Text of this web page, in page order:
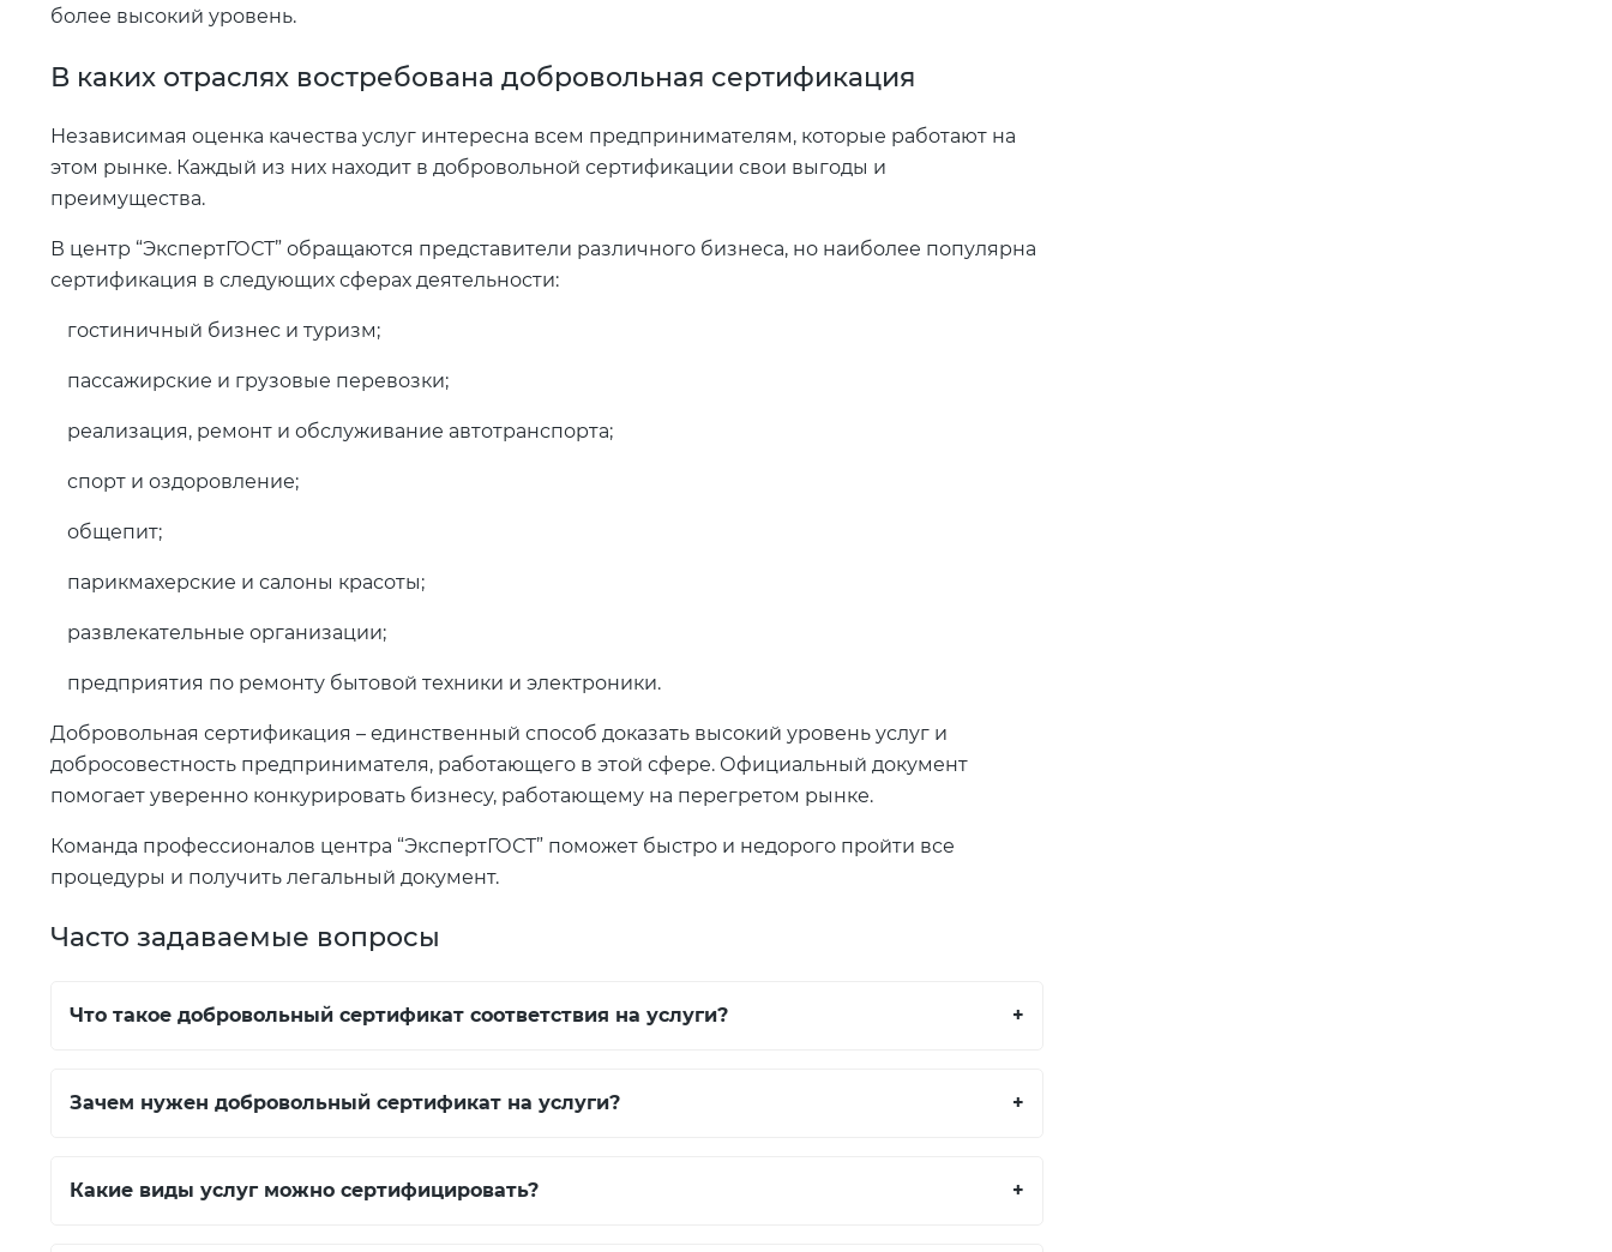
более высокий уровень.
В каких отраслях востребована добровольная сертификация
Независимая оценка качества услуг интересна всем предпринимателям, которые работают на
этом рынке. Каждый из них находит в добровольной сертификации свои выгоды и
преимущества.
В центр “ЭкспертГОСТ” обращаются представители различного бизнеса, но наиболее популярна
сертификация в следующих сферах деятельности:
гостиничный бизнес и туризм;
пассажирские и грузовые перевозки;
реализация, ремонт и обслуживание автотранспорта;
спорт и оздоровление;
общепит;
парикмахерские и салоны красоты;
развлекательные организации;
предприятия по ремонту бытовой техники и электроники.
Добровольная сертификация – единственный способ доказать высокий уровень услуг и
добросовестность предпринимателя, работающего в этой сфере. Официальный документ
помогает уверенно конкурировать бизнесу, работающему на перегретом рынке.
Команда профессионалов центра “ЭкспертГОСТ” поможет быстро и недорого пройти все
процедуры и получить легальный документ.
Часто задаваемые вопросы
Что такое добровольный сертификат соответствия на услуги? +
Зачем нужен добровольный сертификат на услуги? +
Какие виды услуг можно сертифицировать? +